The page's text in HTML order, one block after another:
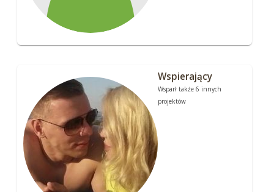
Wspierający
Wsparł także 6 innych
projektów